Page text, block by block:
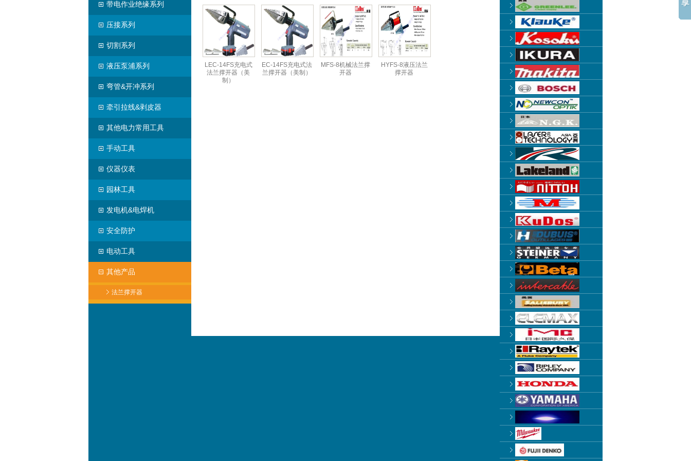
带电作业绝缘系列
压接系列
切割系列
液压泵浦系列
弯管&开冲系列
牵引拉线&剥皮器
其他电力常用工具
手动工具
仪器仪表
园林工具
发电机&电焊机
安全防护
电动工具
其他产品
法兰撑开器
LEC-14FS充电式
法兰撑开器（美
制）
EC-14FS充电式法
兰撑开器（美制）
MFS-8机械法兰撑
开器
HYFS-8液压法兰
撑开器